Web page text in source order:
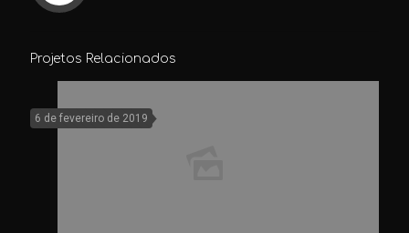
Projetos Relacionados
6 de fevereiro de 2019